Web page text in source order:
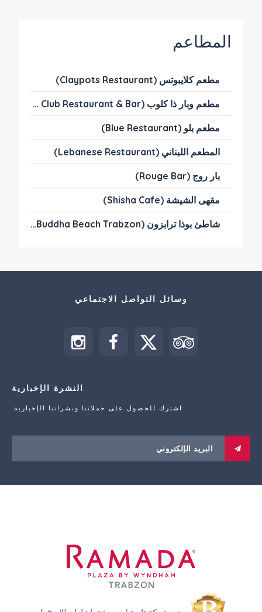
المطاعم
مطعم كلايبوتس (Claypots Restaurant)
مطعم وبار ذا كلوب (The Club Restaurant & Bar)
مطعم بلو (Blue Restaurant)
المطعم اللبناني (Lebanese Restaurant)
بار روج (Rouge Bar)
مقهى الشيشة (Shisha Cafe)
شاطئ بوذا ترابزون (The Buddha Beach Trabzon)
وسائل التواصل الاجتماعي
النشرة الإخبارية
اشترك للحصول على حملاتنا ونشراتنا الإخبارية.